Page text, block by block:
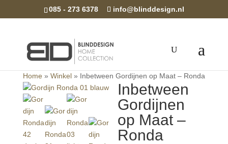
085 - 273 6378 info@blinddesign.nl
Home » Winkel» Inbetween Gordijnen op Maat – Ronda
Inbetween
Gordijnen
op Maat –
Ronda